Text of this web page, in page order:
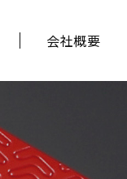
会社概要